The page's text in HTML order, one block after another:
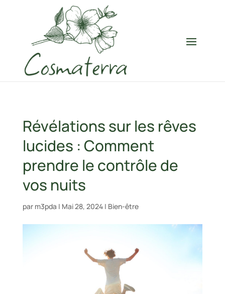
Révélations sur les rêves
lucides : Comment
prendre le contrôle de
vos nuits
par m3pda | Mai 28, 2024| Bien-être